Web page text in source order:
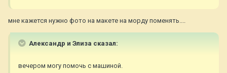
мне кажется нужно фото на макете на морду поменять....
Александр и Элиза сказал:
вечером могу помочь с машиной.